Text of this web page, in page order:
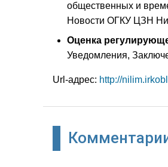
общественных и
Новости ОГКУ ЦЗН
Оценка
Уведомления,
Url-адрес: http://